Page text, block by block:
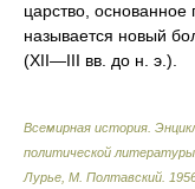
царство,
называется новый
(XII—III вв. до н. э.).
Всемирная история.
политической литературы
Лурье, М. Полтавский